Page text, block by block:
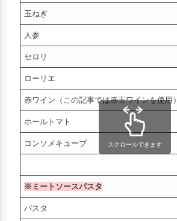
玉ねぎ
人参
セロリ
ローリエ
赤ワイン（この記事では赤玉ワインを使用）
ホールトマト
コンソメキューブ
※ミートソースパスタ
パスタ
スクロールできます